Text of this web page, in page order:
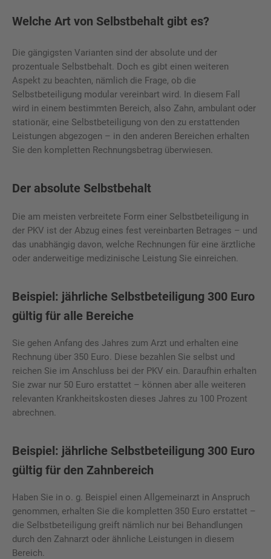
Welche Art von Selbstbehalt gibt es?
Die gängigsten Varianten sind der absolute und der
prozentuale Selbstbehalt. Doch es gibt einen weiteren
Aspekt zu beachten, nämlich die Frage, ob die
Selbstbeteiligung modular vereinbart wird. In diesem Fall
wird in einem bestimmten Bereich, also Zahn, ambulant oder
stationär, eine Selbstbeteiligung von den zu erstattenden
Leistungen abgezogen – in den anderen Bereichen erhalten
Sie den kompletten Rechnungsbetrag überwiesen.
Der absolute Selbstbehalt
Die am meisten verbreitete Form einer Selbstbeteiligung in
der PKV ist der Abzug eines fest vereinbarten Betrages – und
das unabhängig davon, welche Rechnungen für eine ärztliche
oder anderweitige medizinische Leistung Sie einreichen.
Beispiel: jährliche Selbstbeteiligung 300 Euro
gültig für alle Bereiche
Sie gehen Anfang des Jahres zum Arzt und erhalten eine
Rechnung über 350 Euro. Diese bezahlen Sie selbst und
reichen Sie im Anschluss bei der PKV ein. Daraufhin erhalten
Sie zwar nur 50 Euro erstattet – können aber alle weiteren
relevanten Krankheitskosten dieses Jahres zu 100 Prozent
abrechnen.
Beispiel: jährliche Selbstbeteiligung 300 Euro
gültig für den Zahnbereich
Haben Sie in o. g. Beispiel einen Allgemeinarzt in Anspruch
genommen, erhalten Sie die kompletten 350 Euro erstattet –
die Selbstbeteiligung greift nämlich nur bei Behandlungen
durch den Zahnarzt oder ähnliche Leistungen in diesem
Bereich.